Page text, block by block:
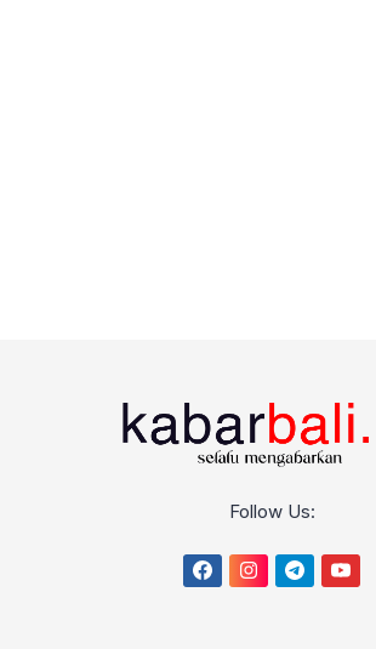
Follow Us: